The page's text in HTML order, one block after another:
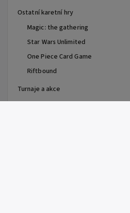
Ostatní karetní hry
Magic: the gathering
Star Wars Unlimited
One Piece Card Game
Riftbound
Turnaje a akce